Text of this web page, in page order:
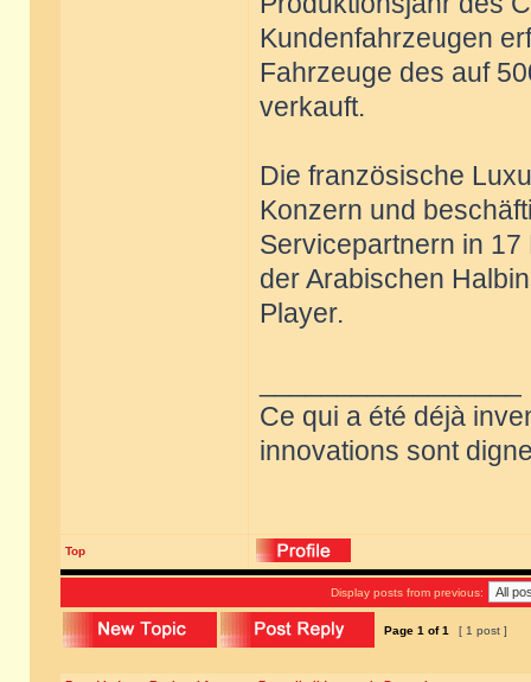
Kundenfahrzeugen
Fahrzeuge des auf
verkauft.
Die französische
Konzern und
Servicepartnern in
der Arabischen
Player.
Ce qui a été déjà
innovations sont
Top
Display posts from previous:
Page 1 of1 [ 1 post ]